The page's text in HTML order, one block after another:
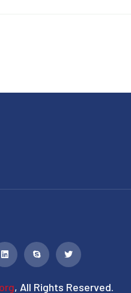
, All Rights Reserved.